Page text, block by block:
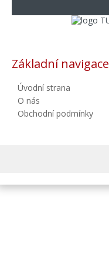
Základní navigace
Úvodní strana
O nás
Obchodní podmínky